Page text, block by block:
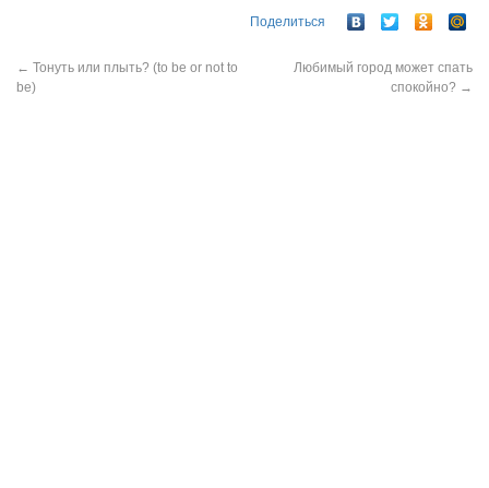
Поделиться
← Тонуть или плыть? (to be or not to
be)
Любимый город может спать
спокойно? →